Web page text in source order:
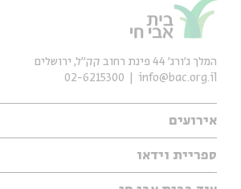
אירועים
עיון
אנגלית
ספריית וידאו
ילדים
המלך ג'ורג' 44 פינת רחוב קק״ל, ירושלים
info@bac.org.il
02-6215300